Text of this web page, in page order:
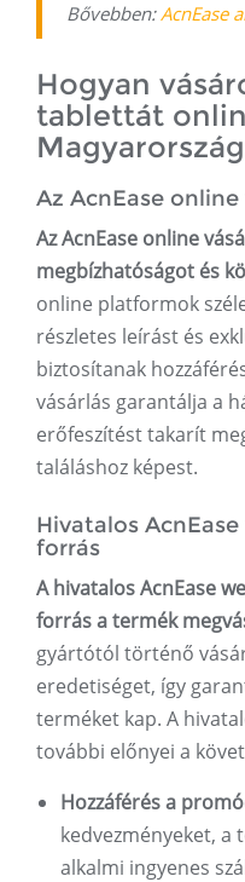
Bővebben:AcnEase
Hogyan
tablettát
Az AcnEase
Az AcnEase online
megbízhatóságot és
online platformok
részletes leírást és
biztosítanak
vásárlás garantálja a
erőfeszítést takarít
találáshoz képest.
Hivatalos
forrás
A hivatalos AcnEase
forrás a termék
gyártótól történő
eredetiséget, így
terméket kap. A
további előnyei a
Hozzáférés a
kedvezményeket, a
alkalmi ingyenes